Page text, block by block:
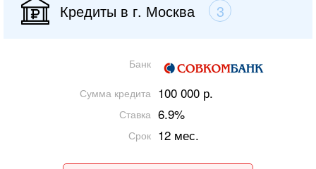
Кредиты в г. Москва 3
Банк
Сумма кредита 100 000 р.
Ставка 6.9%
Срок 12 мес.